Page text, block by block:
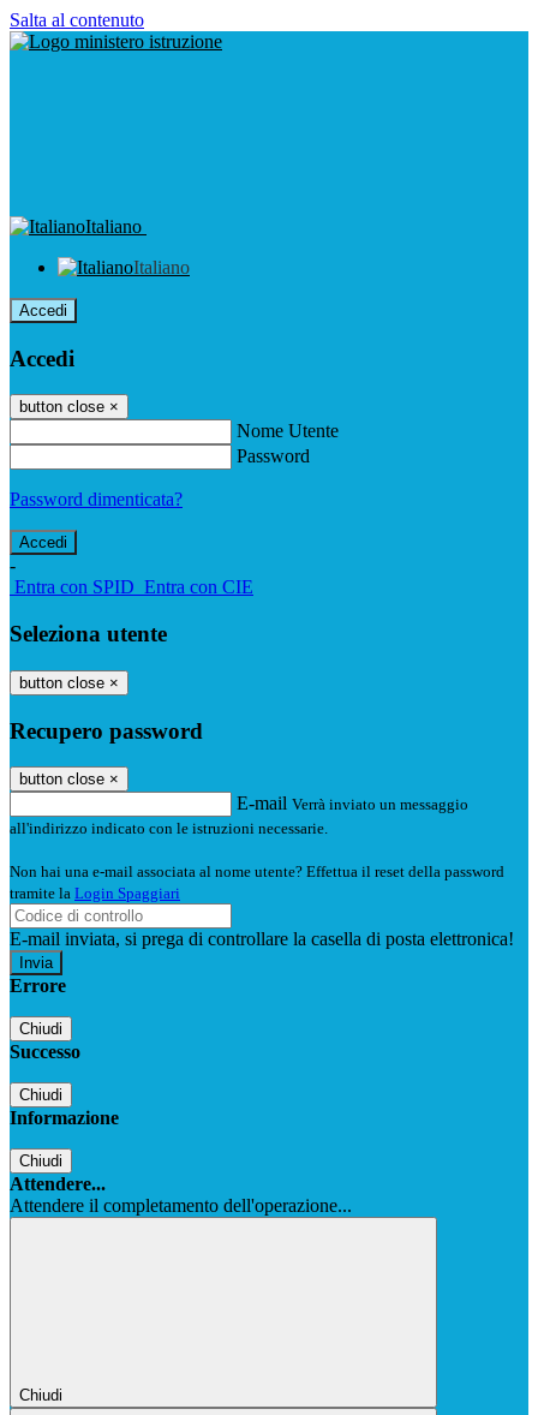
Salta al contenuto
Italiano
Italiano
Accedi
Accedi
button close ×
Nome Utente
Password
Password dimenticata?
-
Entra con SPID Entra con CIE
Seleziona utente
button close ×
Recupero password
button close ×
E-mail Verrà inviato un messaggio
all'indirizzo indicato con le istruzioni necessarie.
Non hai una e-mail associata al nome utente? Effettua il reset della password
tramite la Login Spaggiari
E-mail inviata, si prega di controllare la casella di posta elettronica!
Errore
Chiudi
Successo
Chiudi
Informazione
Chiudi
Attendere...
Attendere il completamento dell'operazione...
Chiudi